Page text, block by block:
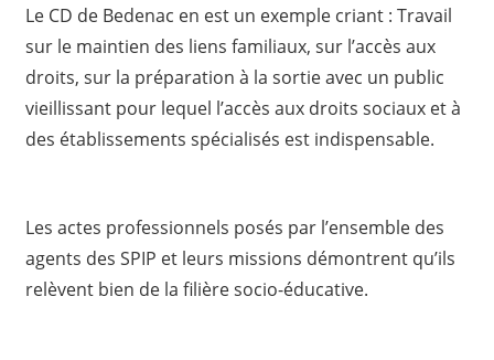
Le CD de Bedenac en est un exemple criant : Travail
sur le maintien des liens familiaux, sur l’accès aux
droits, sur la préparation à la sortie avec un public
vieillissant pour lequel l’accès aux droits sociaux et à
des établissements spécialisés est indispensable.
Les actes professionnels posés par l’ensemble des
agents des SPIP et leurs missions démontrent qu’ils
relèvent bien de la filière socio-éducative.